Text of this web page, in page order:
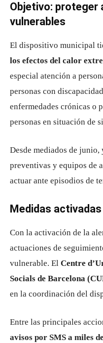
Objetivo: proteger
vulnerables
El dispositivo municipal
los efectos del calor
especial atención a
personas con
enfermedades crónicas o
personas en situación de
Desde mediados de junio,
preventivas y equipos de
actuar ante episodios de
Medidas
Con la activación de la
actuaciones de
vulnerable. El Centre
Socials de Barcelona
en la coordinación del
Entre las principales
avisos por SMS a miles